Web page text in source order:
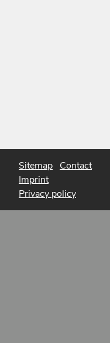
Sitemap Contact
Imprint
Privacy policy